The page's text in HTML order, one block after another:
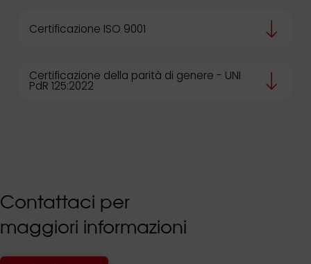
Certificazione ISO 9001
Certificazione della parità di genere - UNI
PdR 125:2022
Contattaci per
maggiori informazioni